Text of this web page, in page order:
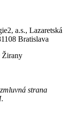
a.s., Lazaretská
Bratislava
Žirany
strana